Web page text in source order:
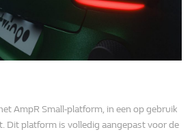
AmpR Small-platform, in een op gebruik
Dit platform is volledig aangepast voor de